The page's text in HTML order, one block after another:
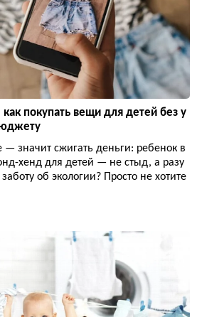
покупать вещи для детей без у
— значит сжигать деньги: ребенок в
хенд для детей — не стыд, а разу
об экологии? Просто не хотите